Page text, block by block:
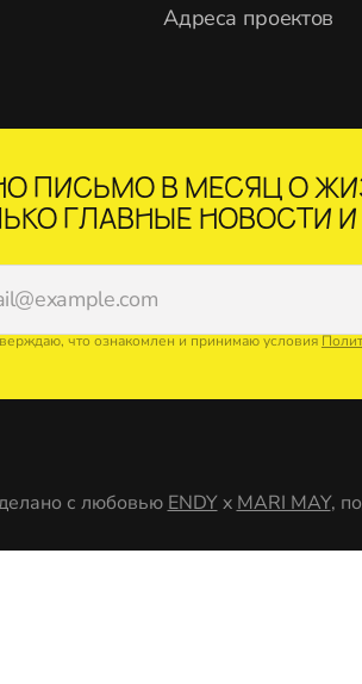
Адреса проектов
ПИСЬМО В МЕСЯЦ О
ГЛАВНЫЕ НОВОСТИ
что ознакомлен и принимаю условия
с любовью ENDY x MARI MAY,